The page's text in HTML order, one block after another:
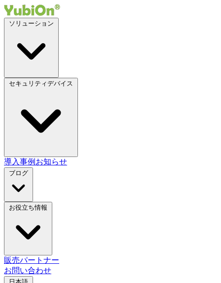
導入事例 お知らせ
販売パートナー
お問い合わせ